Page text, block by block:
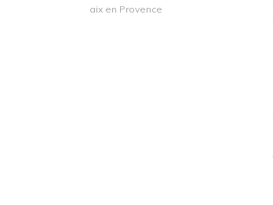
aix en Provence